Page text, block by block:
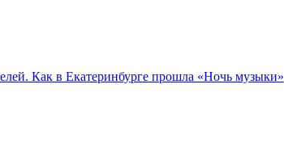
Как в Екатеринбурге прошла «Ночь музыки»